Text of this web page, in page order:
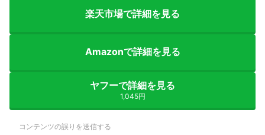
楽天市場で詳細を見る
Amazonで詳細を見る
ヤフーで詳細を見る
1,045円
コンテンツの誤りを送信する